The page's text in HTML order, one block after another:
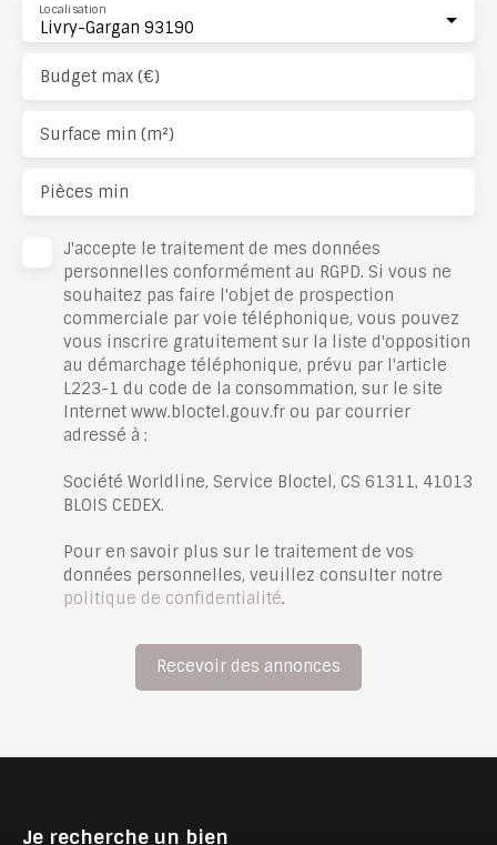
Livry-Gargan 93190
Localisation
Budget max (€)
Surface min (m²)
Pièces min
J'accepte le traitement de mes données
personnelles conformément au RGPD. Si vous ne
souhaitez pas faire l'objet de prospection
commerciale par voie téléphonique, vous pouvez
vous inscrire gratuitement sur la liste d'opposition
au démarchage téléphonique, prévu par l'article
L223-1 du code de la consommation, sur le site
Internet www.bloctel.gouv.fr ou par courrier
adressé à :
Société Worldline, Service Bloctel, CS 61311, 41013
BLOIS CEDEX.
Pour en savoir plus sur le traitement de vos
données personnelles, veuillez consulter notre
politique de confidentialité.
Recevoir des annonces
Je recherche un bien